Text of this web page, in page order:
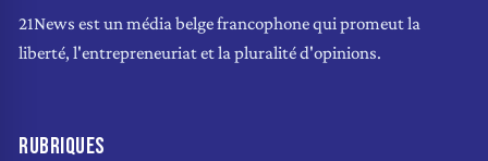
21News est un média belge francophone qui promeut la
liberté, l'entrepreneuriat et la pluralité d'opinions.
RUBRIQUES